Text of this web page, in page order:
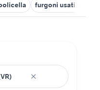
furgoni usati auto